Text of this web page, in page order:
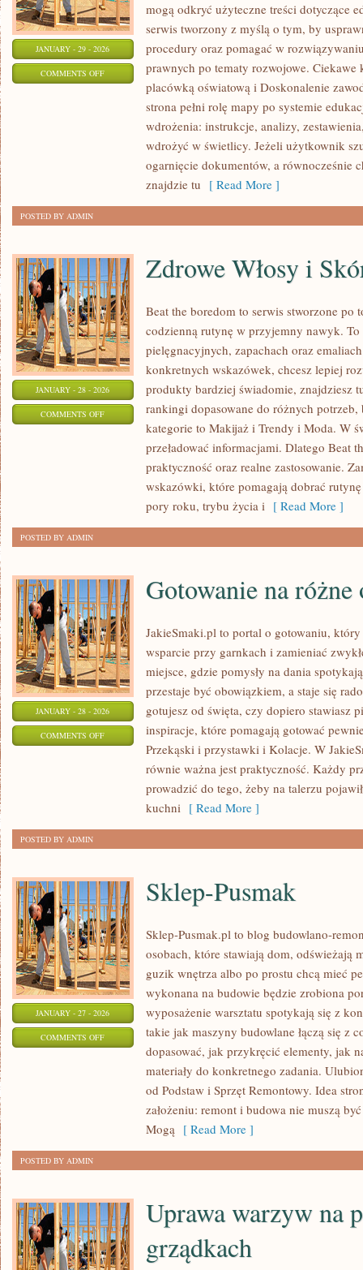
JANUARY - 29 - 2026
COMMENTS OFFON
NAUCZANIA
mogą odkryć użyteczne treści dotyczące
serwis tworzony z myślą o tym, by
procedury oraz pomagać w
prawnych po tematy rozwojowe. Ciekawe
placówką oświatową i Doskonalenie
strona pełni rolę mapy po systemie
wdrożenia: instrukcje, analizy,
wdrożyć w świetlicy. Jeżeli użytkownik
ogarnięcie dokumentów, a równocześnie
znajdzie tu [ Read More ]
POSTED BY ADMIN
JANUARY - 28 - 2026
COMMENTS OFFON
Zdrowe Włosy i
Beat the boredom to serwis stworzone
codzienną rutynę w przyjemny nawyk.
pielęgnacyjnych, zapachach oraz
konkretnych wskazówek, chcesz lepiej
produkty bardziej świadomie, znajdziesz
rankingi dopasowane do różnych
kategorie to Makijaż i Trendy i Moda. W
przeładować informacjami. Dlatego Beat
praktyczność oraz realne zastosowanie.
wskazówki, które pomagają dobrać
pory roku, trybu życia i [ Read More ]
POSTED BY ADMIN
JANUARY - 28 - 2026
COMMENTS OFFON
GOTOWANIE
Gotowanie na różne
JakieSmaki.pl to portal o gotowaniu,
wsparcie przy garnkach i zamieniać
miejsce, gdzie pomysły na dania
przestaje być obowiązkiem, a staje się
gotujesz od święta, czy dopiero stawiasz
inspiracje, które pomagają gotować
Przekąski i przystawki i Kolacje. W
równie ważna jest praktyczność. Każdy
prowadzić do tego, żeby na talerzu
kuchni [ Read More ]
POSTED BY ADMIN
JANUARY - 27 - 2026
COMMENTS OFFON
Sklep-Pusmak
Sklep-Pusmak.pl to blog budowlano-
osobach, które stawiają dom, odświeżają
guzik wnętrza albo po prostu chcą mieć
wykonana na budowie będzie zrobiona
wyposażenie warsztatu spotykają się z
takie jak maszyny budowlane łączą się z
dopasować, jak przykręcić elementy, jak
materiały do konkretnego zadania.
od Podstaw i Sprzęt Remontowy. Idea
założeniu: remont i budowa nie muszą
Mogą [ Read More ]
POSTED BY ADMIN
Uprawa warzyw na
grządkach